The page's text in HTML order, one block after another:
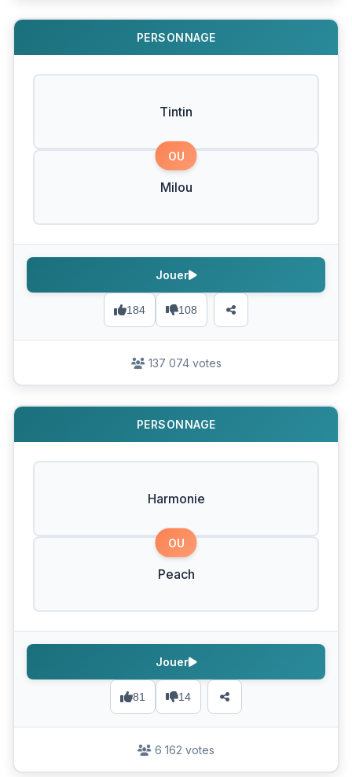
PERSONNAGE
Tintin
OU
Milou
184 108
Jouer
137 074 votes
PERSONNAGE
Harmonie
OU
Peach
81 14
Jouer
6 162 votes